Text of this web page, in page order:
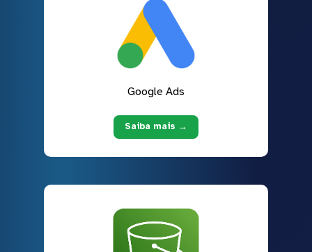
Google Ads
Saiba mais →